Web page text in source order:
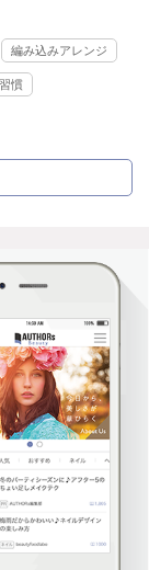
編み込みアレンジ
慣